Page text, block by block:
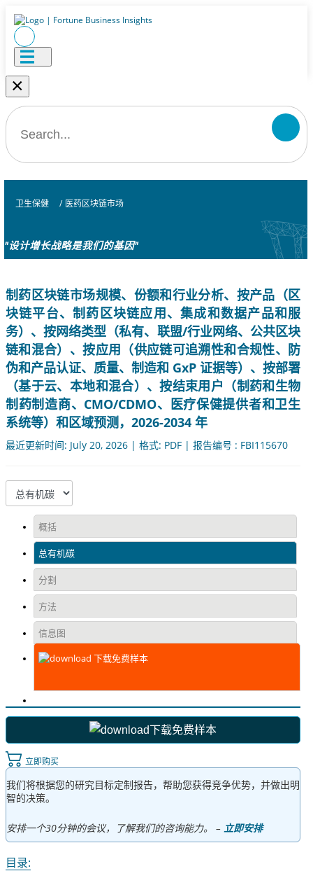
×
卫生保健 / 医药区块链市场
"设计增长战略是我们的基因"
制药区块链市场规模、份额和行业分析、按产品（区
块链平台、制药区块链应用、集成和数据产品和服
务）、按网络类型（私有、联盟/行业网络、公共区块
链和混合）、按应用（供应链可追溯性和合规性、防
伪和产品认证、质量、制造和 GxP 证据等）、按部署
（基于云、本地和混合）、按结束用户（制药和生物
制药制造商、CMO/CDMO、医疗保健提供者和卫生
系统等）和区域预测，2026-2034 年
最近更新时间: July 20, 2026 | 格式: PDF | 报告编号 : FBI115670
概括
总有机碳
分割
方法
信息图
下载免费样本
下载免费样本
立即购买
我们将根据您的研究目标定制报告，帮助您获得竞争优势，并做出明
智的决策。
安排一个30分钟的会议，了解我们的咨询能力。 – 立即安排
目录: